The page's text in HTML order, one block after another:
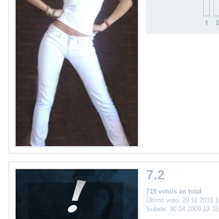
7.2
719 voto/s en total
Último voto: 20.11.2010
Subida: 30.04.2009